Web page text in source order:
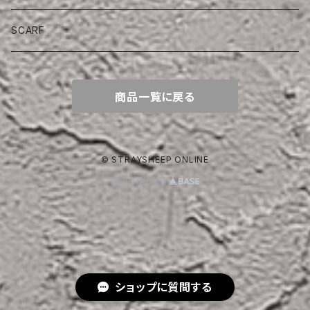
ショップに質問する
SCARF
商品一覧に戻る
© STRAYSHEEP ONLINE
Powered by